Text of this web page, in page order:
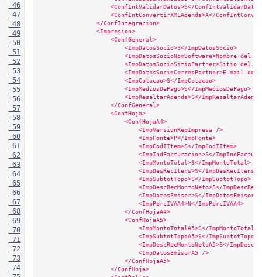
46
47
48
49
50
51
52
53
54
55
56
57
58
59
60
61
62
63
64
65
66
67
68
69
70
71
72
73
74
<ConfIntValidarDatos>S</
<ConfIntConvertirXMLAdenda>A</
                </ConfIntegracion>
                <Impresion>
                    <ConfGeneral>
                        <ImpDatosSocio>S</ImpDatosSocio>
<ImpDatosSocioNomSoftware>Nombre del
<ImpDatosSocioSitioPartner>Sitio del
<ImpDatosSocioCorreoPartner>E-mail del
                        <ImpCotacao>S</ImpCotacao>
                        <ImpMediosDePago>S</ImpMediosDePago>
<ImpResaltarAdenda>S</
                    </ConfGeneral>
                    <ConfHoja>
                        <ConfHojaA4>
                            <ImpVersionRepImpresa />
                            <ImpFonte>P</ImpFonte>
                            <ImpCodIItem>S</ImpCodIItem>
<ImpIndFacturacion>S</
                            <ImpMontoTotal>S</ImpMontoTotal>
                            <ImpDesRecItens>S</ImpDesRecItens>
                            <ImpSubtotTopo>S</ImpSubtotTopo>
<ImpDescRecMontoNeto>S</
                            <ImpDatosEmisor>S</ImpDatosEmisor>
                            <ImpPercIVAA4>N</ImpPercIVAA4>
                        </ConfHojaA4>
                        <ConfHojaA5>
<ImpMontoTotalA5>S</
<ImpSubtotTopoA5>S</
<ImpDescRecMontoNetoA5>S</
                            <ImpDatosEmisorA5 />
                        </ConfHojaA5>
                    </ConfHoja>